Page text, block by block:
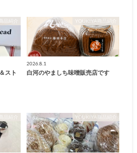
品紹介
スト
YOUKIYA商品紹介
2026.8.1
白河のやましち味噌販売店です
品紹介 YOUKIYA商品紹介